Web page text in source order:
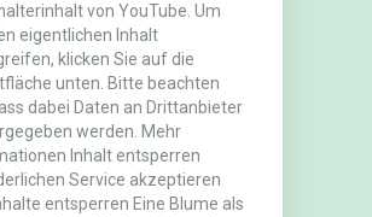
von YouTube. Um
eigentlichen Inhalt
klicken Sie auf die
unten. Bitte beachten
dabei Daten an Drittanbieter
werden. Mehr
Inhalt entsperren
Service akzeptieren
entsperren Eine Blume als